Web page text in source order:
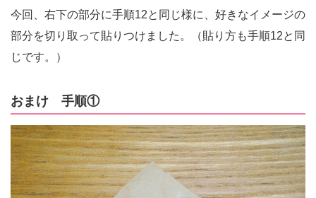
今回、右下の部分に手順12と同じ様に、好きなイメージの
部分を切り取って貼りつけました。（貼り方も手順12と同
じです。）
おまけ 手順①